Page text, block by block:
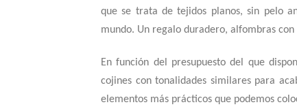
que se trata de tejidos planos, sin pelo
mundo. Un regalo duradero, alfombras
En función del presupuesto del que
cojines con tonalidades similares para
elementos más prácticos que podemos